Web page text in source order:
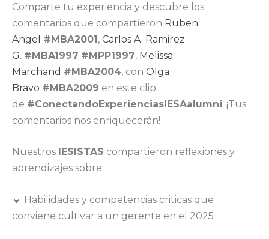
Comparte tu experiencia y descubre los
comentarios que compartieron Ruben
Angel #MBA2001, Carlos A. Ramirez
G. #MBA1997 #MPP1997, Melissa
Marchand #MBA2004, con Olga
Bravo #MBA2009 en este clip
de #ConectandoExperienciasIESAalumni. ¡Tus
comentarios nos enriquecerán!
Nuestros IESISTAS compartieron reflexiones y
aprendizajes sobre:
🔸 Habilidades y competencias criticas que
conviene cultivar a un gerente en el 2025